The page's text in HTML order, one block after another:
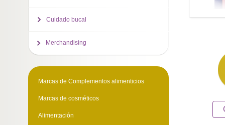
Cuidado bucal
Merchandising
Marcas de Complementos alimenticios
Marcas de cosméticos
Alimentación